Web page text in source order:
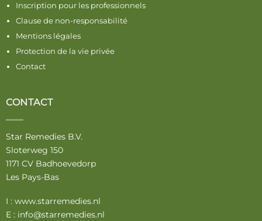
Inscription pour les professionnels
Clause de non-responsabilité
Mentions légales
Protection de la vie privée
Contact
CONTACT
Star Remedies B.V.
Sloterweg 150
1171 CV Badhoevedorp
Les Pays-Bas
I : www.starremedies.nl
E : info@starremedies.nl